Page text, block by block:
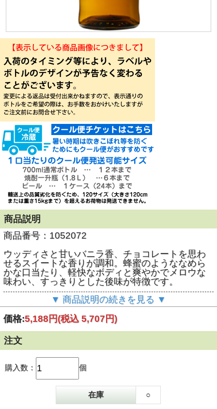
商品説明
商品番号：1052072
ウッディさと甘いバニラ香、チョコレートを思わ
せるスイートな香りが調和。蜂蜜のようななめら
かな口当たり、軽快なボディと爽やかでメロウな
味わい、すっきりとした後味が特徴です。
▼ 商品説明の続きを見る ▼
価格:5,188円(税込 5,707円)
注文
購入数： 個
在庫 ○